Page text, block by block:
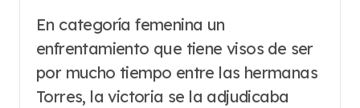
En categoría femenina un
enfrentamiento que tiene visos de ser
por mucho tiempo entre las hermanas
Torres, la victoria se la adjudicaba